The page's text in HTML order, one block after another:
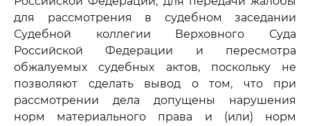
для рассмотрения в судебном заседании
Судебной коллегии Верховного Суда
Российской Федерации и пересмотра
обжалуемых судебных актов, поскольку не
позволяют сделать вывод о том, что при
рассмотрении дела допущены нарушения
норм материального права и (или) норм